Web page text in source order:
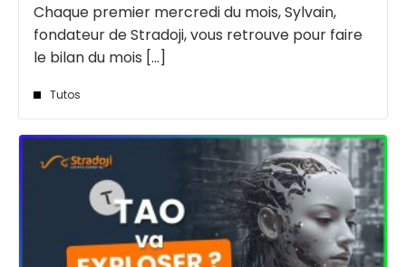
Chaque premier mercredi du mois, Sylvain,
fondateur de Stradoji, vous retrouve pour faire
le bilan du mois [...]
Tutos